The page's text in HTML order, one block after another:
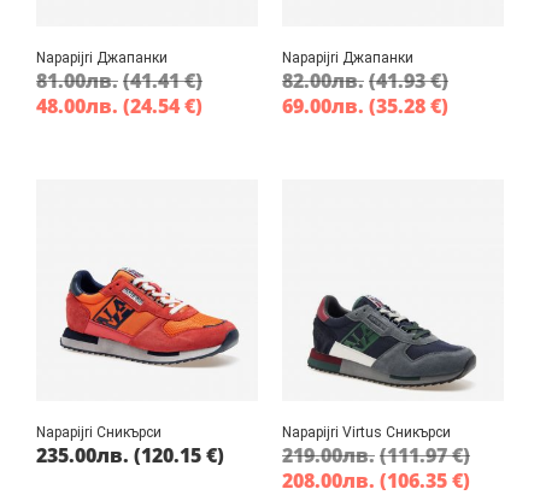
Napapijri Джапанки
81.00лв.(41.41 €)
48.00лв. (24.54 €)
Napapijri Джапанки
82.00лв.(41.93 €)
69.00лв. (35.28 €)
Napapijri Сникърси
235.00лв. (120.15 €)
Napapijri Virtus Сникърси
219.00лв.(111.97 €)
208.00лв. (106.35 €)